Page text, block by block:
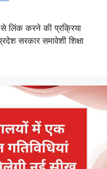
से लिंक करने की प्रक्रिया
सरकार समावेशी शिक्षा